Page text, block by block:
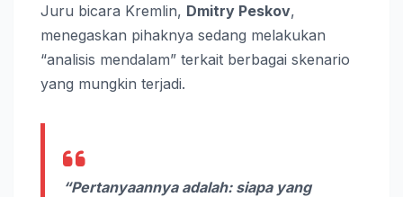
Juru bicara Kremlin, Dmitry Peskov,
menegaskan pihaknya sedang melakukan
“analisis mendalam” terkait berbagai skenario
yang mungkin terjadi.
“Pertanyaannya adalah: siapa yang